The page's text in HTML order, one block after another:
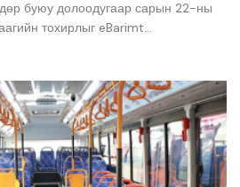
буюу долоодугаар сарын 22-ны
тохирлыг eBarimt...